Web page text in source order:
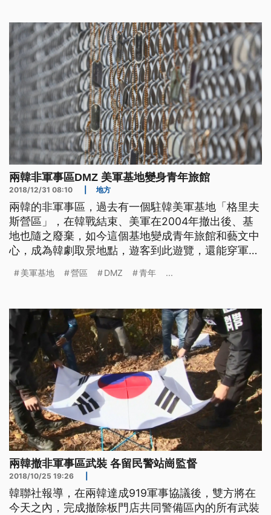
「格里夫斯營區」，但如今卻在廢棄後，變身成為青
年旅館和旅遊、藝術中心。 旅遊民
兩韓非軍事區DMZ 美軍基地變身青年旅館
2018/12/31 08:10 地方
兩韓的非軍事區，過去有一個駐韓美軍基地「格里夫
斯營區」，在韓戰結束、美軍在2004年撤出後、基
地也隨之廢棄，如今這個基地變成青年旅館和藝文中
心，成為韓劇取景地點，遊客到此遊覽，還能穿軍
外圍還有許多蛇腹型鐵絲網，兩韓的非軍事區DMZ，
「格里夫斯營區」，但如今卻在廢棄後，變身成為青
年旅館和旅遊、藝術中心。 旅遊民
美軍基地 營區 DMZ 青年 ...
兩韓撤非軍事區武裝 各留民警站崗監督
2018/10/25 19:26
韓聯社報導，在兩韓達成919軍事協議後，雙方將在
今天之內，完成撤除板門店共同警備區內的所有武裝